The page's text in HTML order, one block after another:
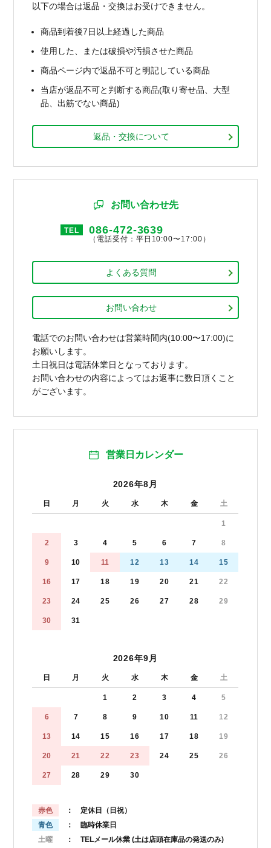
以下の場合は返品・交換はお受けできません。
商品到着後7日以上経過した商品
使用した、または破損や汚損させた商品
商品ページ内で返品不可と明記している商品
当店が返品不可と判断する商品(取り寄せ品、大型
品、出筋でない商品)
返品・交換について
お問い合わせ先
TEL 086-472-3639
（電話受付：平日10:00〜17:00）
よくある質問
お問い合わせ
電話でのお問い合わせは営業時間内(10:00〜17:00)に
お願いします。
土日祝日は電話休業日となっております。
お問い合わせの内容によってはお返事に数日頂くこと
がございます。
営業日カレンダー
2026年8月
日 月 火 水 木 金 土
1
2 3 4 5 6 7 8
9 10 11 12 13 14 15
16 17 18 19 20 21 22
23 24 25 26 27 28 29
30 31
2026年9月
日 月 火 水 木 金 土
1 2 3 4 5
6 7 8 9 10 11 12
13 14 15 16 17 18 19
20 21 22 23 24 25 26
27 28 29 30
赤色
： 定休日（日祝）
青色
： 臨時休業日
土曜
： TELメール休業 (土は店頭在庫品の発送のみ)